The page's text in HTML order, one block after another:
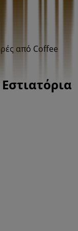
από Coffee